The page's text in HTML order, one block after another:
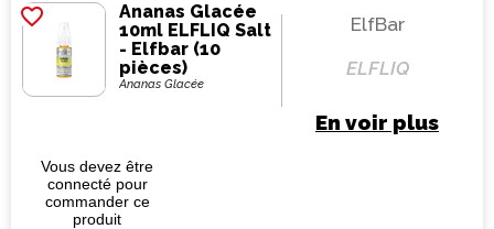
favorite_border
Ananas Glacée
10ml ELFLIQ Salt
- Elfbar (10
pièces)
Ananas Glacée
ElfBar
ELFLIQ
En voir plus
Vous devez être
connecté pour
commander ce
produit